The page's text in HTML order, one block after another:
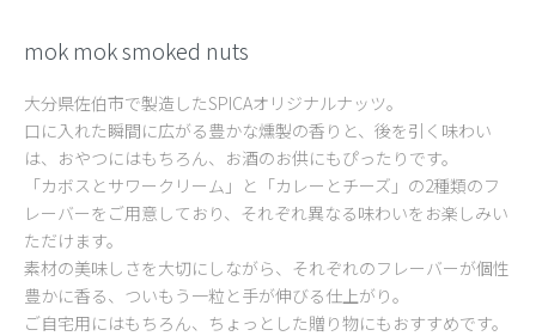
mok mok smoked nuts
大分県佐伯市で製造したSPICAオリジナルナッツ。
口に入れた瞬間に広がる豊かな燻製の香りと、後を引く味わい
は、おやつにはもちろん、お酒のお供にもぴったりです。
「カボスとサワークリーム」と「カレーとチーズ」の2種類のフ
レーバーをご用意しており、それぞれ異なる味わいをお楽しみい
ただけます。
素材の美味しさを大切にしながら、それぞれのフレーバーが個性
豊かに香る、ついもう一粒と手が伸びる仕上がり。
ご自宅用にはもちろん、ちょっとした贈り物にもおすすめです。